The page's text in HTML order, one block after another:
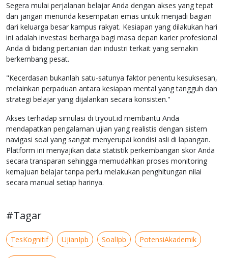
Segera mulai perjalanan belajar Anda dengan akses yang tepat
dan jangan menunda kesempatan emas untuk menjadi bagian
dari keluarga besar kampus rakyat. Kesiapan yang dilakukan hari
ini adalah investasi berharga bagi masa depan karier profesional
Anda di bidang pertanian dan industri terkait yang semakin
berkembang pesat.
"Kecerdasan bukanlah satu-satunya faktor penentu kesuksesan,
melainkan perpaduan antara kesiapan mental yang tangguh dan
strategi belajar yang dijalankan secara konsisten."
Akses terhadap simulasi di tryout.id membantu Anda
mendapatkan pengalaman ujian yang realistis dengan sistem
navigasi soal yang sangat menyerupai kondisi asli di lapangan.
Platform ini menyajikan data statistik perkembangan skor Anda
secara transparan sehingga memudahkan proses monitoring
kemajuan belajar tanpa perlu melakukan penghitungan nilai
secara manual setiap harinya.
#Tagar
TesKognitif UjianIpb SoalIpb PotensiAkademik